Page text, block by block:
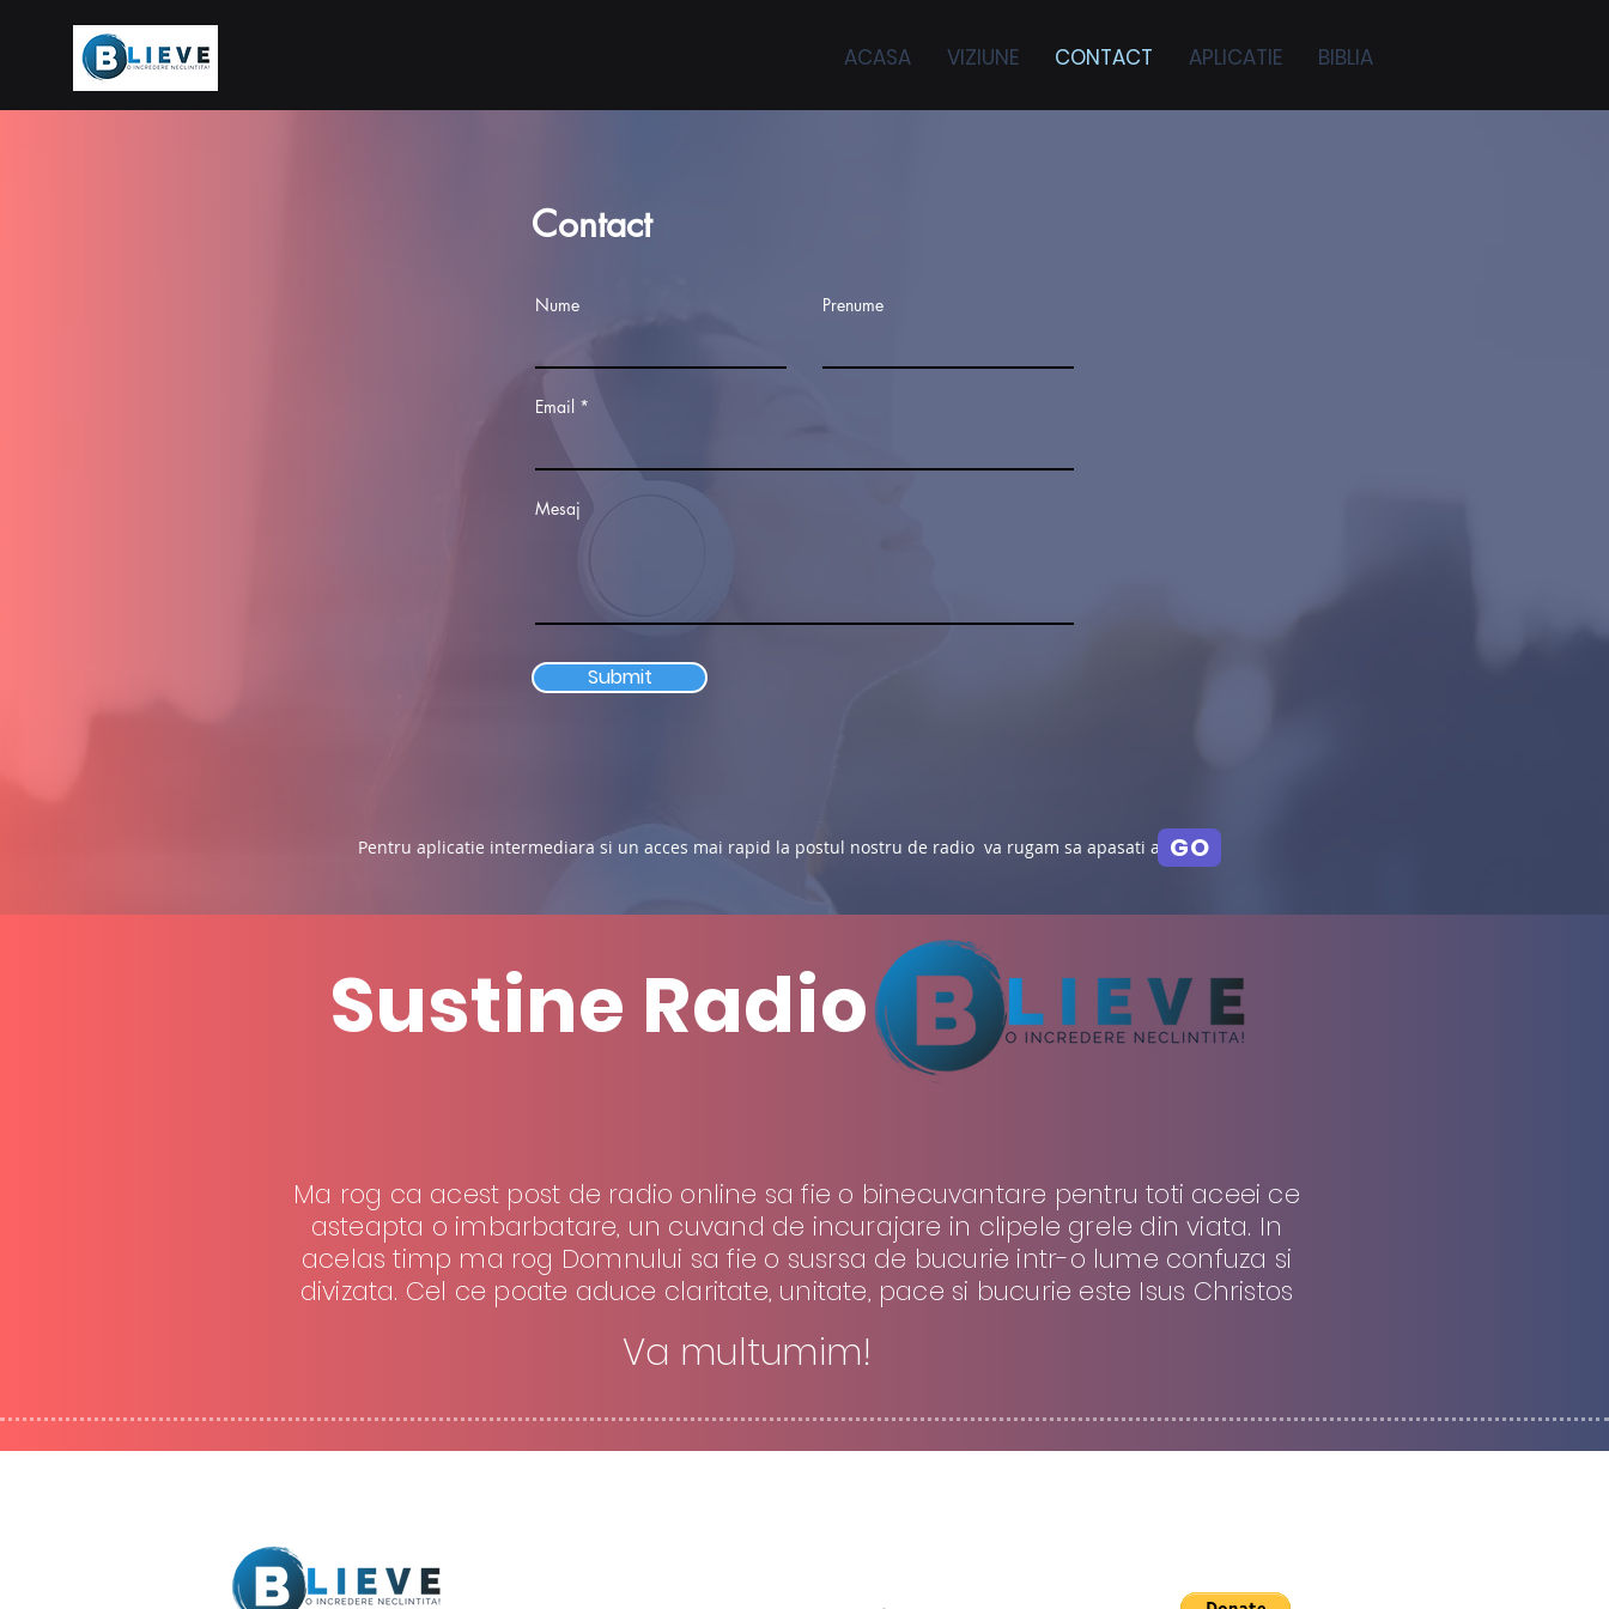
ACASA VIZIUNE CONTACT APLICATIE BIBLIA
Contact
Nume Prenume
Email
Mesaj
Submit
Pentru aplicatie intermediara si un acces mai rapid la postul nostru de radio va rugam sa apasati aiciGO
Sustine Radio
Ma rog ca acest post de radio online sa fie o binecuvantare pentru toti aceei ce
asteapta o imbarbatare, un cuvand de incurajare in clipele grele din viata. In
acelas timp ma rog Domnului sa fie o susrsa de bucurie intr-o lume confuza si
divizata. Cel ce poate aduce claritate, unitate, pace si bucurie este Isus Christos
Va multumim!